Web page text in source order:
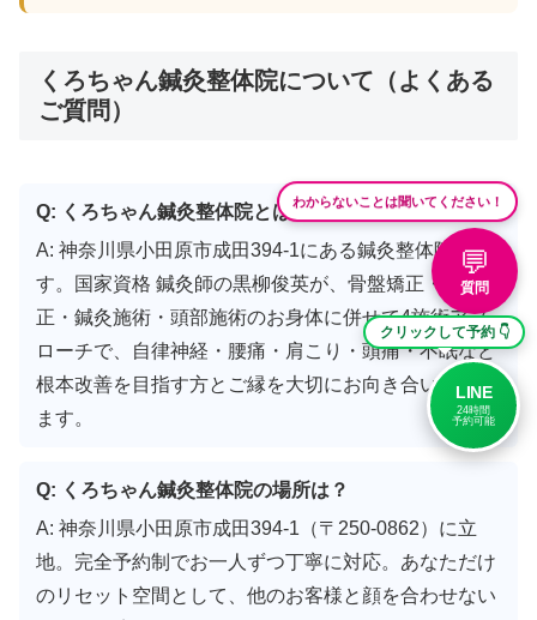
くろちゃん鍼灸整体院について（よくある
ご質問）
Q: くろちゃん鍼灸整体院とは？
A: 神奈川県小田原市成田394-1にある鍼灸整体院で
す。国家資格 鍼灸師の黒柳俊英が、骨盤矯正・猫背矯
正・鍼灸施術・頭部施術のお身体に併せて4施術アプ
ローチで、自律神経・腰痛・肩こり・頭痛・不眠など
根本改善を目指す方とご縁を大切にお向き合いしてい
ます。
Q: くろちゃん鍼灸整体院の場所は？
A: 神奈川県小田原市成田394-1（〒250-0862）に立
地。完全予約制でお一人ずつ丁寧に対応。あなただけ
のリセット空間として、他のお客様と顔を合わせない
わからないことは聞いてください！
💬
質問
クリックして予約 👇
LINE
24時間
予約可能